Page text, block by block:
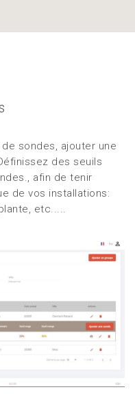
sondes, ajouter une
des seuils
afin de tenir
de vos installations:
etc.....